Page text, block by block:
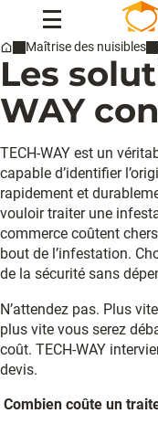
Home
Maîtrise des nuisibles
Les
WAY
TECH-WAY est un
capable d’identifier
rapidement et
vouloir traiter une
commerce coûtent
bout de l’infestation.
de la sécurité sans
N’attendez pas. Plus
plus vite vous serez
coût. TECH-WAY
devis.
Combien coûte un